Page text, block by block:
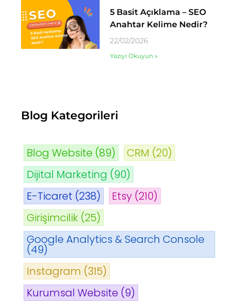
5 Basit Açıklama – SEO
Anahtar Kelime Nedir?
22/02/2026
Yazıyı Okuyun »
Blog Kategorileri
Blog Website (89) CRM (20)
Dijital Marketing (90)
E-Ticaret (238) Etsy (210)
Girişimcilik (25)
Google Analytics & Search Console
(49)
Instagram (315)
Kurumsal Website (9)